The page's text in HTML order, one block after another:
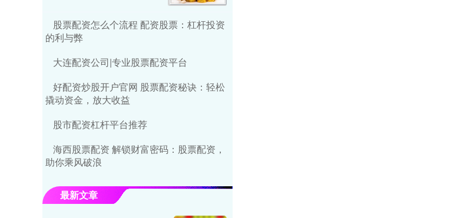
股票配资怎么个流程 配资股票：杠杆投资
的利与弊
大连配资公司|专业股票配资平台
好配资炒股开户官网 股票配资秘诀：轻松
撬动资金，放大收益
股市配资杠杆平台推荐
海西股票配资 解锁财富密码：股票配资，
助你乘风破浪
最新文章